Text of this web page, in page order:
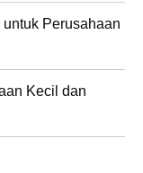
Perusahaan
Kecil dan